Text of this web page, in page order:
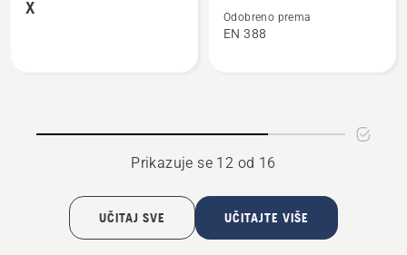
X
Rukavice,
Odobreno prema
EN 388
Prikazuje se 12 od 16
UČITAJ SVE UČITAJTE VIŠE